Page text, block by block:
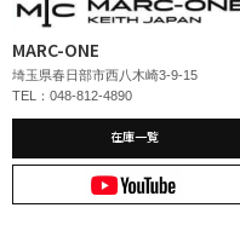
MARC-ONE
埼玉県春日部市西八木崎3-9-15
TEL：048-812-4890
在庫一覧